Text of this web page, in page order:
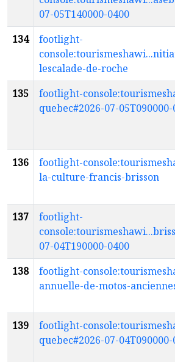
07-05T140000-0400
134
footlight-
lescalade-de-roche
135
footlight-
quebec#2026-07-05T090000-
136
footlight-
la-culture-francis-brisson
137
footlight-
07-04T190000-0400
138
footlight-
annuelle-de-motos-
139
footlight-
quebec#2026-07-04T090000-